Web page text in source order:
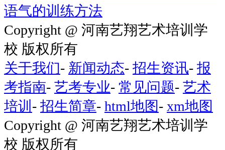
语气的训练方法
Copyright @ 河南艺翔艺术培训学
校 版权所有
关于我们- 新闻动态- 招生资讯- 报
考指南- 艺考专业- 常见问题- 艺术
培训 - 招生简章- html地图- xm地图
Copyright @ 河南艺翔艺术培训学
校 版权所有